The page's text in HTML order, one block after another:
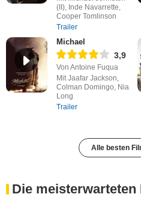
(II), Inde Navarrette,
Cooper Tomlinson
Trailer
Michael
3,9
Von Antoine Fuqua
Mit Jaafar Jackson,
Colman Domingo, Nia
Long
Trailer
Alle besten
Die meisterwarteten